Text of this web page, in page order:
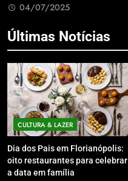
04/07/2025
Últimas Notícias
CULTURA & LAZER
Dia dos Pais em Florianópolis:
oito restaurantes para celebrar
a data em família